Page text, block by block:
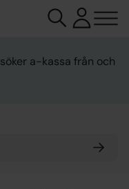
a-kassa från och